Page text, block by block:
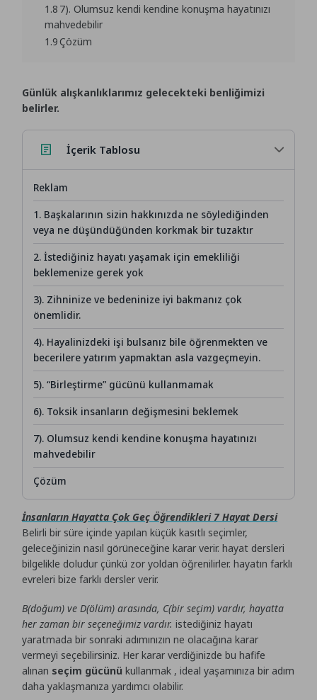
1.8 7). Olumsuz kendi kendine konuşma hayatınızı
mahvedebilir
1.9Çözüm
Günlük alışkanlıklarımız gelecekteki benliğimizi
belirler.
İçerik Tablosu
Reklam
1. Başkalarının sizin hakkınızda ne söylediğinden
veya ne düşündüğünden korkmak bir tuzaktır
2. İstediğiniz hayatı yaşamak için emekliliği
beklemenize gerek yok
3). Zihninize ve bedeninize iyi bakmanız çok
önemlidir.
4). Hayalinizdeki işi bulsanız bile öğrenmekten ve
becerilere yatırım yapmaktan asla vazgeçmeyin.
5). “Birleştirme” gücünü kullanmamak
6). Toksik insanların değişmesini beklemek
7). Olumsuz kendi kendine konuşma hayatınızı
mahvedebilir
Çözüm
İnsanların Hayatta Çok Geç Öğrendikleri 7 Hayat Dersi
Belirli bir süre içinde yapılan küçük kasıtlı seçimler,
geleceğinizin nasıl görüneceğine karar verir. hayat dersleri
bilgelikle doludur çünkü zor yoldan öğrenilirler. hayatın farklı
evreleri bize farklı dersler verir.
B(doğum) ve D(ölüm) arasında, C(bir seçim) vardır, hayatta
her zaman bir seçeneğimiz vardır.istediğiniz hayatı
yaratmada bir sonraki adımınızın ne olacağına karar
vermeyi seçebilirsiniz. Her karar verdiğinizde bu hafife
alınan seçim gücünü kullanmak , ideal yaşamınıza bir adım
daha yaklaşmanıza yardımcı olabilir.